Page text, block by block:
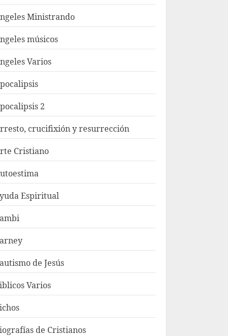
Ministrando
músicos
Varios
2
crucifixión y resurrección
Cristiano
Espiritual
de Jesús
Varios
de Cristianos